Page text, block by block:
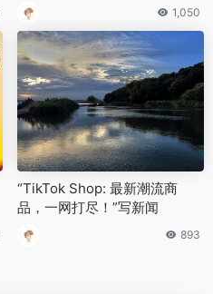
1,050
“TikTok Shop: 最新潮流商
品，一网打尽！”写新闻
893